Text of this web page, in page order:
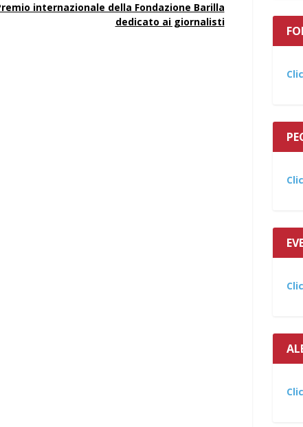
internazionale della Fondazione Barilla
dedicato ai giornalisti